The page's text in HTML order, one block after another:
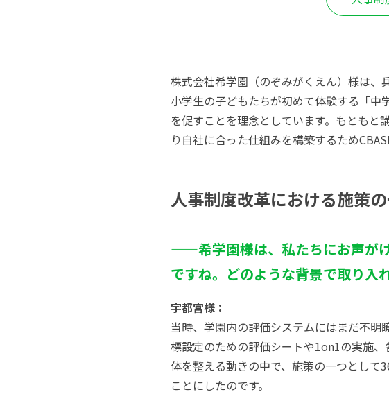
株式会社希学園（のぞみがくえん）様は、
小学生の子どもたちが初めて体験する「
を促すことを理念としています。もともと
り自社に合った仕組みを構築するため
人事制度改革における施策
——希学園様は、私たちにお声が
ですね。どのような背景で取り入
宇都宮様：
当時、学園内の評価システムにはまだ不明
標設定のための評価シートや1on1の実施
体を整える動きの中で、施策の一つとして
ことにしたのです。